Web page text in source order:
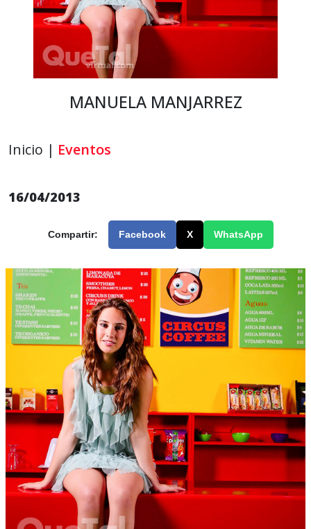
MANUELA MANJARREZ
Inicio | Eventos
16/04/2013
Compartir: Facebook X WhatsApp